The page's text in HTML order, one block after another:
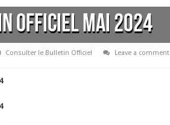
officiel mai 2024
Consulter le Bulletin Officiel
Leave a comment